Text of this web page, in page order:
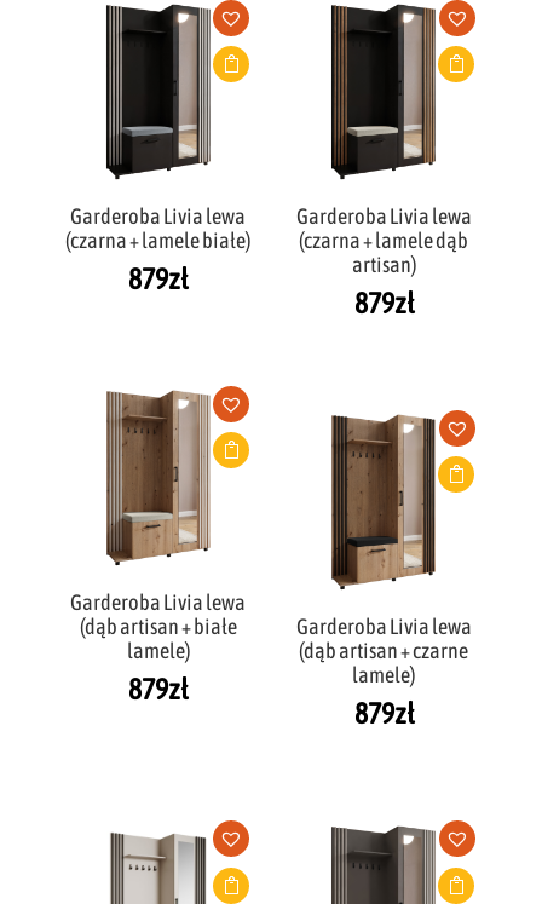
Garderoba Livia lewa
(czarna + lamele białe)
879zł
Garderoba Livia lewa
(czarna + lamele dąb
artisan)
879zł
Garderoba Livia lewa
(dąb artisan + białe
lamele)
879zł
Garderoba Livia lewa
(dąb artisan + czarne
lamele)
879zł